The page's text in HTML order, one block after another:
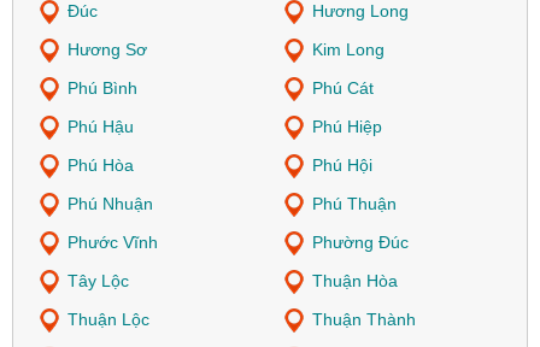
Đúc
Hương Long
Hương Sơ
Kim Long
Phú Bình
Phú Cát
Phú Hậu
Phú Hiệp
Phú Hòa
Phú Hội
Phú Nhuận
Phú Thuận
Phước Vĩnh
Phường Đúc
Tây Lộc
Thuận Hòa
Thuận Lộc
Thuận Thành